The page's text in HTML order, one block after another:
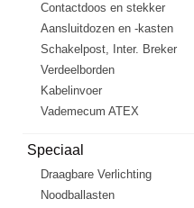
Contactdoos en stekker
Aansluitdozen en -kasten
Schakelpost, Inter. Breker
Verdeelborden
Kabelinvoer
Vademecum ATEX
Speciaal
Draagbare Verlichting
Noodballasten